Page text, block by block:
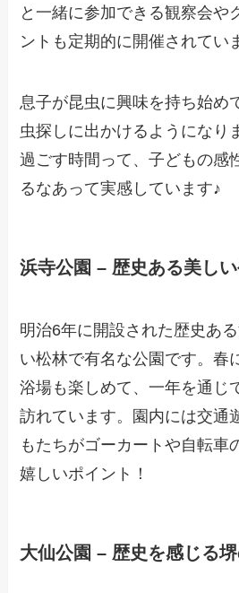
と一緒に参加できる観察会や
ントも定期的に開催されてい
息子が昆虫に興味を持ち始め
虫探しに出かけるようになり
過ごす時間って、子どもの感
るなあって実感しています♪
浜寺公園 – 歴史ある美しい
明治6年に開設された歴史あ
い松林で有名な公園です。春
浴場も楽しめて、一年を通じ
訪れています。園内には交通
もたちがゴーカートや自転車
嬉しいポイント！
大仙公園 – 歴史を感じる